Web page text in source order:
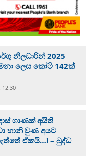
නිලධාරින් 2025
ලෙස කෝටි 142ක්
ගාණක් අයිති
හානි වුණ අයට
ඒකයි…! – බුද්ධ